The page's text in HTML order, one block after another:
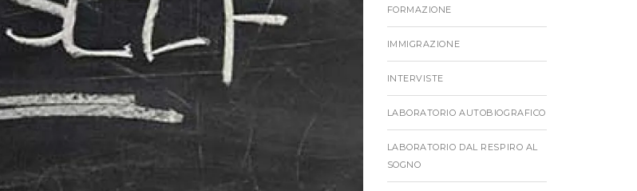
FORMAZIONE
IMMIGRAZIONE
INTERVISTE
LABORATORIO AUTOBIOGRAFICO
LABORATORIO DAL RESPIRO AL
SOGNO